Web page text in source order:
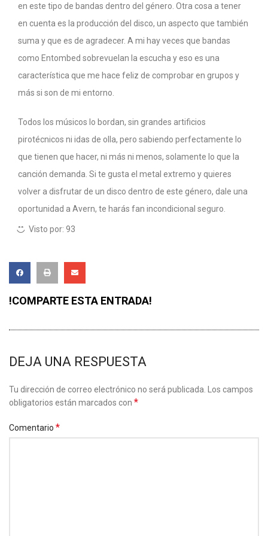
en este tipo de bandas dentro del género. Otra cosa a tener
en cuenta es la producción del disco, un aspecto que también
suma y que es de agradecer. A mi hay veces que bandas
como Entombed sobrevuelan la escucha y eso es una
característica que me hace feliz de comprobar en grupos y
más si son de mi entorno.
Todos los músicos lo bordan, sin grandes artificios
pirotécnicos ni idas de olla, pero sabiendo perfectamente lo
que tienen que hacer, ni más ni menos, solamente lo que la
canción demanda. Si te gusta el metal extremo y quieres
volver a disfrutar de un disco dentro de este género, dale una
oportunidad a Avern, te harás fan incondicional seguro.
Visto por: 93
!COMPARTE ESTA ENTRADA!
DEJA UNA RESPUESTA
Tu dirección de correo electrónico no será publicada. Los campos
obligatorios están marcados con *
Comentario *